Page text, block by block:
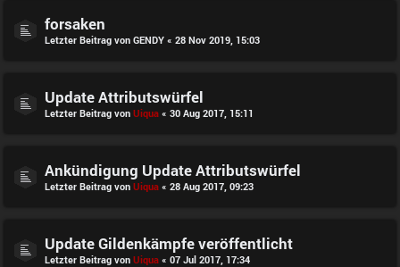
forsaken
Letzter Beitrag von GENDY « 28 Nov 2019, 15:03
Update Attributswürfel
Letzter Beitrag von Uiqua « 30 Aug 2017, 15:11
Ankündigung Update Attributswürfel
Letzter Beitrag von Uiqua « 28 Aug 2017, 09:23
Update Gildenkämpfe veröffentlicht
Letzter Beitrag von Uiqua « 07 Jul 2017, 17:34